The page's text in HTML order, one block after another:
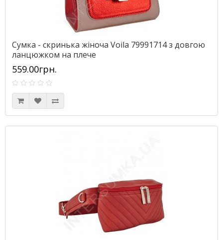
Сумка - скринька жіноча Voila 79991714 з довгою
ланцюжком на плече
559.00грн.